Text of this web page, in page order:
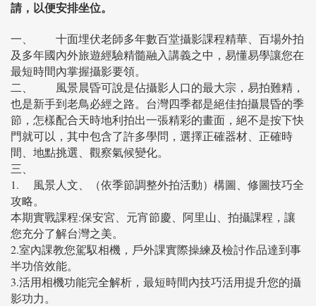
請，以便安排坐位。
一、
十面埋伏老師多年數百堂攝影課程精華、百場外拍
及多年國內外旅遊經驗精髓融入講義之中，易懂易學讓您在
最短時間內掌握攝影要領。
二、
風景晨昏可說是佔攝影人口的最大宗，易拍難精，
也是新手到老鳥必經之路。台灣四季都是絕佳拍攝晨昏的季
節，怎樣配合天時地利拍出一張精彩的畫面，絕不是按下快
門就可以，其中包含了許多學問，選擇正確器材、正確時
間、地點挑選、觀察氣候變化。
三、
1.
風景人文、（依季節調整外拍活動）構圖、修圖技巧全
攻略。
本期實戰課程:保安宮、元宵節慶、阿里山、拍攝課程，讓
您充分了解台灣之美。
2.室內課教您駕馭相機，戶外課實際操練及檢討作品達到事
半功倍效能。
3.活用相機功能完全解析，最短時間內技巧活用提升您的攝
影功力。